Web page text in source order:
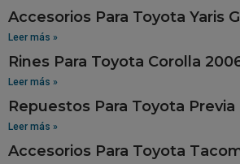
Accesorios Para Toyota Yaris
Leer más »
Rines Para Toyota Corolla
Leer más »
Repuestos Para Toyota
Leer más »
Accesorios Para Toyota